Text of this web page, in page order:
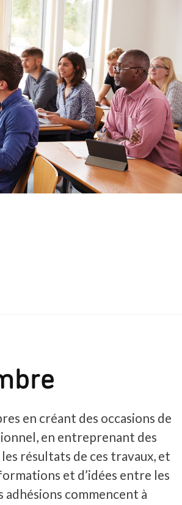
en créant des occasions de
en entreprenant des
résultats de ces travaux, et
et d’idées entre les
adhésions commencent à